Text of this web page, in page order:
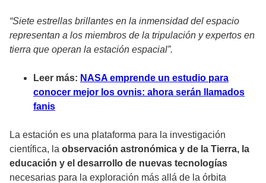
“Siete estrellas brillantes en la inmensidad del espacio
representan a los miembros de la tripulación y expertos en
tierra que operan la estación espacial”.
Leer más: NASA emprende un estudio para
conocer mejor los ovnis: ahora serán llamados
fanis
La estación es una plataforma para la investigación
científica, la observación astronómica y de la Tierra, la
educación y el desarrollo de nuevas tecnologías
necesarias para la exploración más allá de la órbita